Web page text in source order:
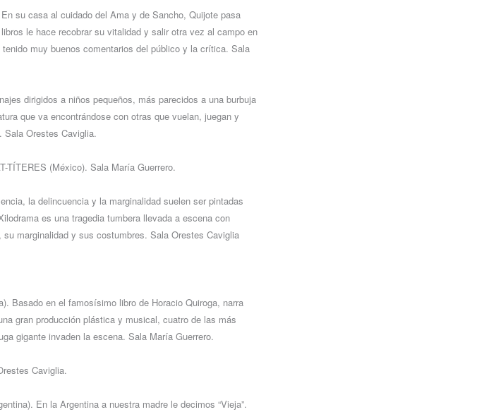
su casa al cuidado del Ama y de Sancho, Quijote pasa
le hace recobrar su vitalidad y salir otra vez al campo en
muy buenos comentarios del público y la crítica. Sala
dirigidos a niños pequeños, más parecidos a una burbuja
que va encontrándose con otras que vuelan, juegan y
Sala Orestes Caviglia.
TÍTERES (México). Sala María Guerrero.
la delincuencia y la marginalidad suelen ser pintadas
es una tragedia tumbera llevada a escena con
marginalidad y sus costumbres. Sala Orestes Caviglia
Basado en el famosísimo libro de Horacio Quiroga, narra
gran producción plástica y musical, cuatro de las más
gigante invaden la escena. Sala María Guerrero.
Caviglia.
En la Argentina a nuestra madre le decimos “Vieja”.